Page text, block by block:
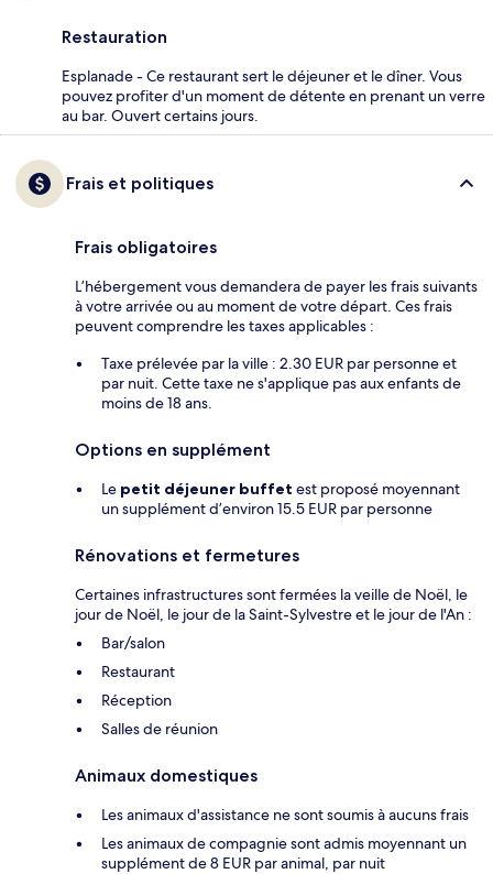
Restauration
Esplanade - Ce restaurant sert le déjeuner et le dîner. Vous
pouvez profiter d'un moment de détente en prenant un verre
au bar. Ouvert certains jours.
Frais et politiques
Frais obligatoires
L’hébergement vous demandera de payer les frais suivants
à votre arrivée ou au moment de votre départ. Ces frais
peuvent comprendre les taxes applicables :
Taxe prélevée par la ville : 2.30 EUR par personne et
par nuit. Cette taxe ne s'applique pas aux enfants de
moins de 18 ans.
Options en supplément
Le petit déjeuner buffet est proposé moyennant
un supplément d’environ 15.5 EUR par personne
Rénovations et fermetures
Certaines infrastructures sont fermées la veille de Noël, le
jour de Noël, le jour de la Saint-Sylvestre et le jour de l'An :
Bar/salon
Restaurant
Réception
Salles de réunion
Animaux domestiques
Les animaux d'assistance ne sont soumis à aucuns frais
Les animaux de compagnie sont admis moyennant un
supplément de 8 EUR par animal, par nuit